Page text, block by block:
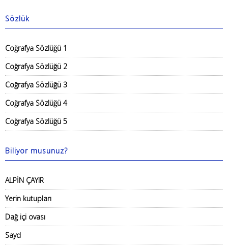
Sözlük
Coğrafya Sözlüğü 1
Coğrafya Sözlüğü 2
Coğrafya Sözlüğü 3
Coğrafya Sözlüğü 4
Coğrafya Sözlüğü 5
Biliyor musunuz?
ALPİN ÇAYIR
Yerin kutupları
Dağ içi ovası
Sayd